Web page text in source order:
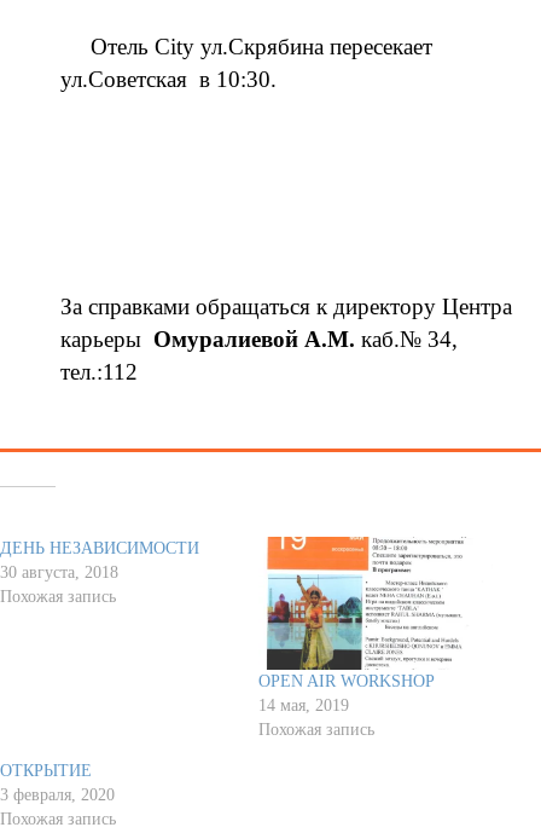
Отель City ул.Скрябина пересекает
ул.Советская в 10:30.
За справками обращаться к директору Центра
карьеры Омуралиевой А.М. каб.№ 34,
тел.:112
ДЕНЬ НЕЗАВИСИМОСТИ
30 августа, 2018
Похожая запись
OPEN AIR WORKSHOP
14 мая, 2019
Похожая запись
ОТКРЫТИЕ
3 февраля, 2020
Похожая запись